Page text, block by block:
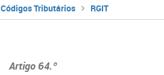
Códigos Tributários RGIT
Artigo 64.º